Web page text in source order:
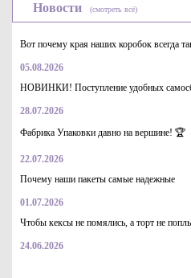
Упаковка из картона для
окном и разделенными
WinMacCase" Стандарт из бел/
37.7
Новости (смотреть всё)
Вот почему края наших коробок всегда
05.08.2026
НОВИНКИ! Поступление удобных
28.07.2026
Фабрика Упаковки давно на вершине! 🏆
22.07.2026
Почему наши пакеты самые надежные
01.07.2026
Чтобы кексы не помялись, а торт не
24.06.2026